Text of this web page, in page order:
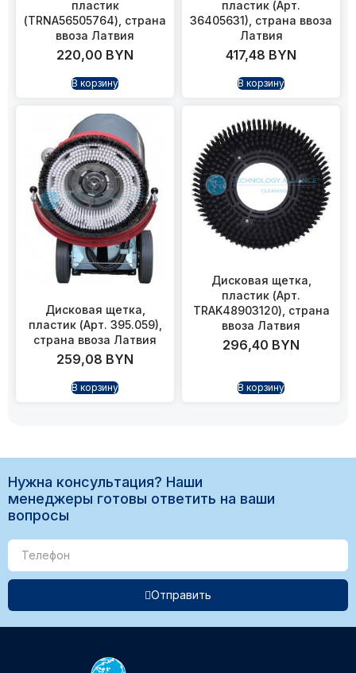
пластик
(TRNA56505764), страна
ввоза Латвия
220,00 BYN
В корзину
пластик (Арт.
36405631), страна ввоза
Латвия
417,48 BYN
В корзину
Дисковая щетка,
пластик (Арт. 395.059),
страна ввоза Латвия
259,08 BYN
В корзину
Дисковая щетка,
пластик (Арт.
TRAK48903120), страна
ввоза Латвия
296,40 BYN
В корзину
Нужна консультация? Наши
менеджеры готовы ответить на ваши
вопросы
Отправить